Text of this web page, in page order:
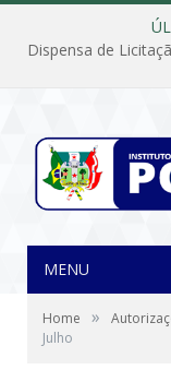
MENU
Home »
Julho